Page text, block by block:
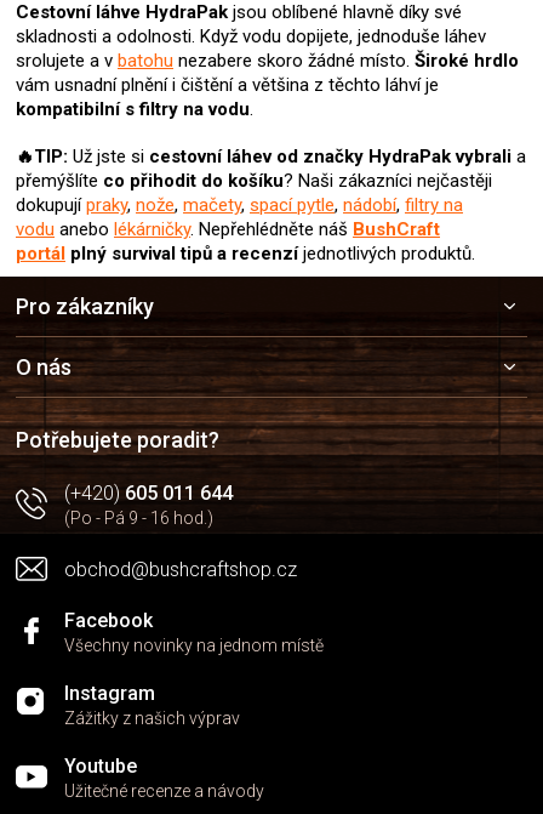
Cestovní láhve HydraPak jsou oblíbené hlavně díky své
skladnosti a odolnosti. Když vodu dopijete, jednoduše láhev
srolujete a v batohu nezabere skoro žádné místo. Široké hrdlo
vám usnadní plnění i čištění a většina z těchto láhví je
kompatibilní s filtry na vodu.
🔥TIP: Už jste si cestovní láhev od značky HydraPakvybrali a
přemýšlíte co přihodit do košíku? Naši zákazníci nejčastěji
dokupujípraky, nože, mačety, spací pytle, nádobí, filtry na
vodu anebo lékárničky. Nepřehlédněte náš BushCraft
portál plný survival tipů a recenzíjednotlivých produktů.
a
t
í
Pro zákazníky
O nás
Potřebujete poradit?
(+420)605 011 644
(Po - Pá 9 - 16 hod.)
obchod@bushcraftshop.cz
Facebook
Všechny novinky na jednom místě
Instagram
Zážitky z našich výprav
Youtube
Užitečné recenze a návody